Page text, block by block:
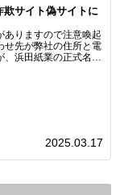
サイト偽サイトに
ありますので注意喚起
せ先が弊社の住所と電
浜田紙業の正式名称
2025.03.17